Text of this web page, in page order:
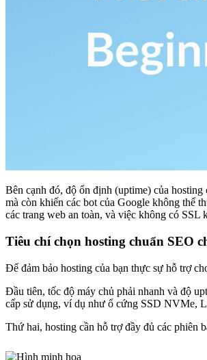
Bên cạnh đó, độ ổn định (uptime) của
mà còn khiến các bot của Google không thể
các trang web an toàn, và việc không có
Tiêu chí chọn hosting chuẩn SEO
Để đảm bảo hosting của bạn thực sự hỗ trợ
Đầu tiên, tốc độ máy chủ phải nhanh và độ
cấp sử dụng, ví dụ như ổ cứng SSD NVMe,
Thứ hai, hosting cần hỗ trợ đầy đủ các phiên